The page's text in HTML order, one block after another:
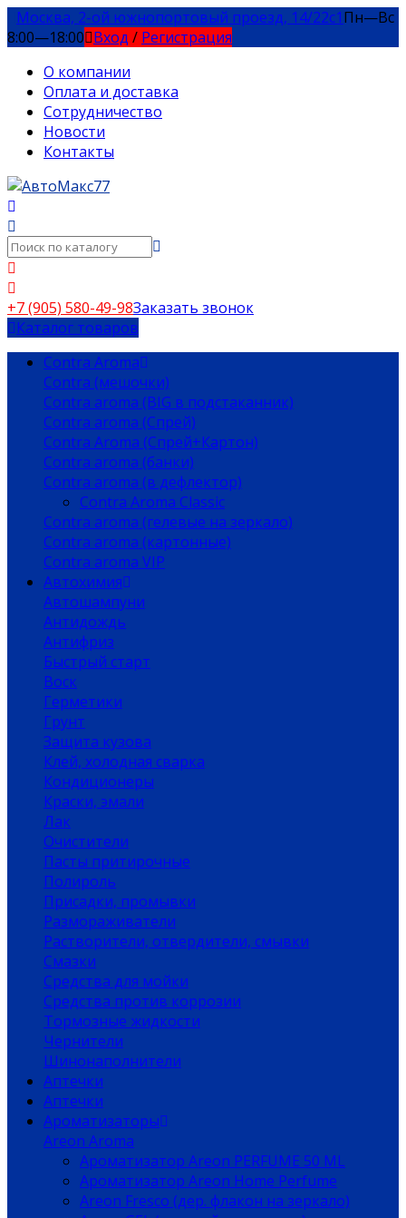
Москва, 2-ой южнопортовый проезд, 14/22c1Пн—Вс
8:00—18:00 Вход / Регистрация
О компании
Оплата и доставка
Сотрудничество
Новости
Контакты
+7 (905) 580-49-98Заказать звонок
Каталог товаров
Contra Aroma
Contra (мешочки)
Contra aroma (BIG в подстаканник)
Contra aroma (Спрей)
Contra Aroma (Спрей+Картон)
Contra aroma (банки)
Contra aroma (в дефлектор)
Contra Aroma Classic
Contra aroma (гелевые на зеркало)
Contra aroma (картонные)
Contra aroma VIP
Автохимия
Автошампуни
Антидождь
Антифриз
Быстрый старт
Воск
Герметики
Грунт
Защита кузова
Клей, холодная сварка
Кондиционеры
Краски, эмали
Лак
Очистители
Пасты притирочные
Полироль
Присадки, промывки
Размораживатели
Растворители, отвердители, смывки
Смазки
Средства для мойки
Средства против коррозии
Тормозные жидкости
Чернители
Шинонаполнители
Аптечки
Аптечки
Ароматизаторы
Areon Aroma
Ароматизатор Areon PERFUME 50 ML
Ароматизатор Areon Home Perfume
Areon Fresco (дер. флакон на зеркало)